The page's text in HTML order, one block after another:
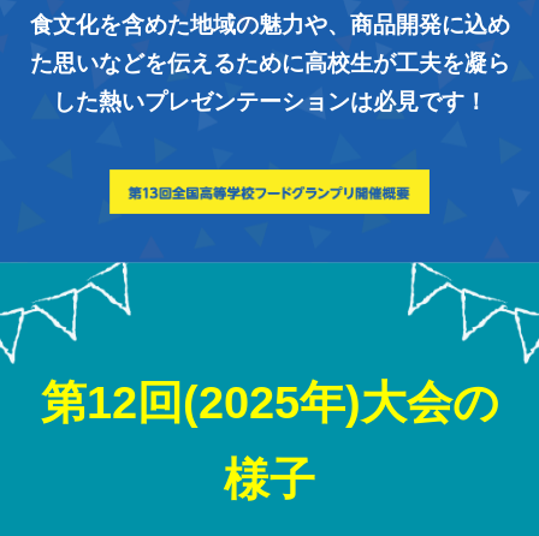
食文化を含めた地域の魅力や、商品開発に込め
た思いなどを伝えるために高校生が工夫を凝ら
した熱いプレゼンテーションは必見です！
第12回(2025年)大会の
様子